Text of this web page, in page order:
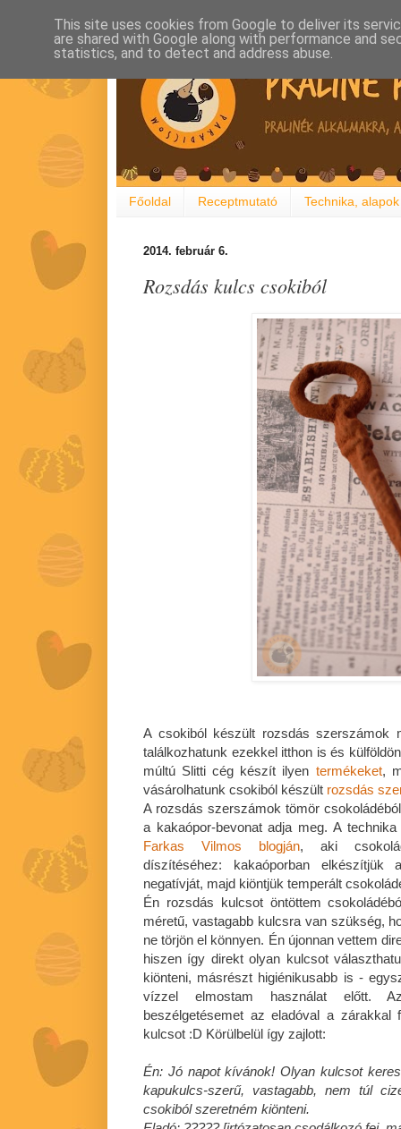
Főoldal Receptmutató Technika, alapok
2014. február 6.
Rozsdás kulcs csokiból
A csokiból készült rozsdás szerszámok
találkozhatunk ezekkel itthon is és
múltú Slitti cég készít ilyen termékeket,
vásárolhatunk csokiból készült rozsdás
A rozsdás szerszámok tömör
a kakaópor-bevonat adja meg. A
Farkas Vilmos blogján, aki
díszítéséhez: kakaóporban
negatívját, majd kiöntjük temperált
Én rozsdás kulcsot öntöttem
méretű, vastagabb kulcsra van szükség,
ne törjön el könnyen. Én újonnan vettem
hiszen így direkt olyan kulcsot
kiönteni, másrészt higiénikusabb is -
vízzel elmostam használat előtt.
beszélgetésemet az eladóval a zárakkal
kulcsot :D Körülbelül így zajlott:
Én: Jó napot kívánok! Olyan kulcsot
kapukulcs-szerű, vastagabb, nem túl
csokiból szeretném kiönteni.
This site uses cookies from Google to deliver its
are shared with Google along with performance and
statistics, and to detect and address abuse.